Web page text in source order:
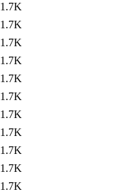
1.7K
1.7K
1.7K
1.7K
1.7K
1.7K
1.7K
1.7K
1.7K
1.7K
1.7K